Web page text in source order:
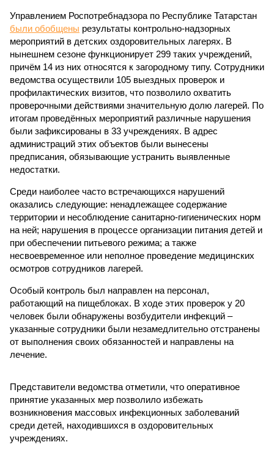
Управлением Роспотребнадзора по Республике Татарстан
были обобщены результаты контрольно-надзорных
мероприятий в детских оздоровительных лагерях. В
нынешнем сезоне функционирует 299 таких учреждений,
причём 14 из них относятся к загородному типу. Сотрудники
ведомства осуществили 105 выездных проверок и
профилактических визитов, что позволило охватить
проверочными действиями значительную долю лагерей. По
итогам проведённых мероприятий различные нарушения
были зафиксированы в 33 учреждениях. В адрес
администраций этих объектов были вынесены
предписания, обязывающие устранить выявленные
недостатки.
Среди наиболее часто встречающихся нарушений
оказались следующие: ненадлежащее содержание
территории и несоблюдение санитарно-гигиенических норм
на ней; нарушения в процессе организации питания детей и
при обеспечении питьевого режима; а также
несвоевременное или неполное проведение медицинских
осмотров сотрудников лагерей.
Особый контроль был направлен на персонал,
работающий на пищеблоках. В ходе этих проверок у 20
человек были обнаружены возбудители инфекций –
указанные сотрудники были незамедлительно отстранены
от выполнения своих обязанностей и направлены на
лечение.
Представители ведомства отметили, что оперативное
принятие указанных мер позволило избежать
возникновения массовых инфекционных заболеваний
среди детей, находившихся в оздоровительных
учреждениях.